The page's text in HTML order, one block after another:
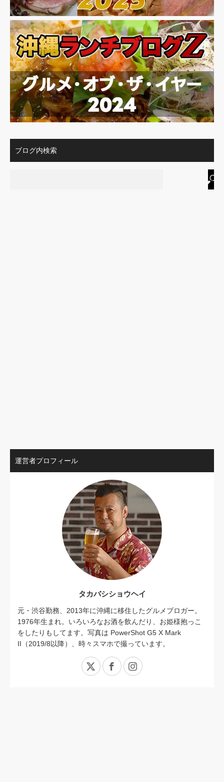
ブログ内検索
運営者プロフィール
タカバシショウヘイ
元・渋谷勤務、2013年に沖縄に移住したグルメブロガー。
1976年生まれ。いろいろなお酒を飲んだり、お姫様抱っこ
をしたりもしてます。写真は PowerShot G5 X Mark
II（2019/8以降）、時々スマホで撮っています。
X FacebookInstagram